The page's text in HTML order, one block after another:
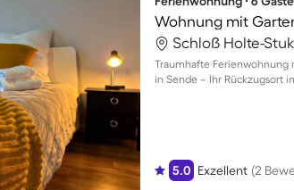
Wohnung mit
Traumhafte Ferienwohnung
in Sende – Ihr Rückzugsort
5.0 Exzellent (2